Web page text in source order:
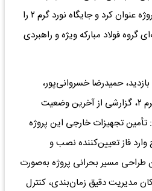
هم‌راستاسازی ارکان مختلف پروژه عنوان کرد و جایگاه نورد گرم ۲ را
فولاد مبارکه ویژه و راهبردی
حمیدرضا خسروانی‌پور،
قائم‌مقام و مجری طرح نورد گرم ۲، گزارشی از آخرین وضعیت
تأمین تجهیزات خارجی این پروژه
فاز تعیین‌کننده نصب و
مسیر بحرانی پروژه به‌صورت
مدیریت دقیق زمان‌بندی، کنترل